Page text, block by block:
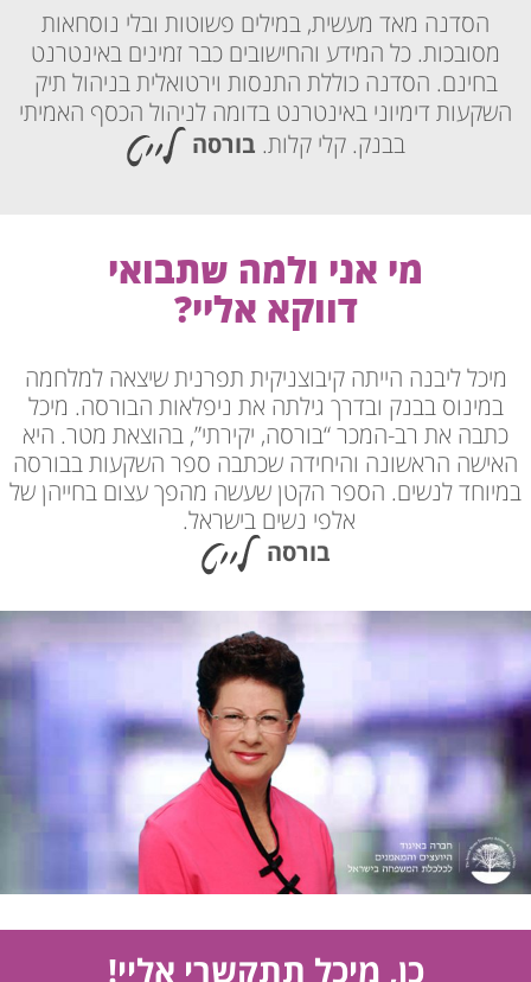
הסדנה מאד מעשית, במילים פשוטות ובלי נוסחאות
מסובכות. כל המידע והחישובים כבר זמינים באינטרנט
בחינם. הסדנה כוללת התנסות וירטואלית בניהול תיק
השקעות דימיוני באינטרנט בדומה לניהול הכסף האמיתי
בבנק. קלי קלות. בורסה
מי אני ולמה שתבואי
דווקא אליי?
מיכל ליבנה הייתה קיבוצניקית תפרנית שיצאה למלחמה
במינוס בבנק ובדרך גילתה את ניפלאות הבורסה. מיכל
כתבה את רב-המכר “בורסה, יקירתי”, בהוצאת מטר. היא
האישה הראשונה והיחידה שכתבה ספר השקעות בבורסה
במיוחד לנשים. הספר הקטן שעשה מהפך עצום בחייהן של
אלפי נשים בישראל.
בורסה
כן, מיכל תתקשרי אליי!